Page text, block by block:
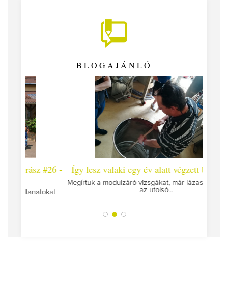
BLOGAJÁNLÓ
Így lesz valaki egy év alatt végzett borász #25
Megírtuk a modulzáró vizsgákat, már lázasan készülünk